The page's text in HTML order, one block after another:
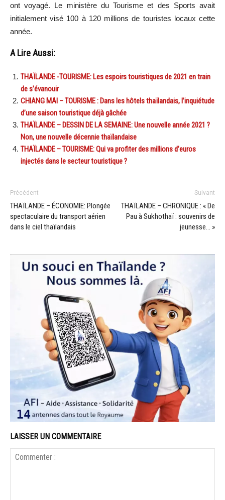
ont voyagé. Le ministère du Tourisme et des Sports avait
initialement visé 100 à 120 millions de touristes locaux cette
année.
A Lire Aussi:
THAÏLANDE -TOURISME: Les espoirs touristiques de 2021 en train
de s’évanouir
CHIANG MAI – TOURISME : Dans les hôtels thaïlandais, l’inquiétude
d’une saison touristique déjà gâchée
THAÏLANDE – DESSIN DE LA SEMAINE: Une nouvelle année 2021 ?
Non, une nouvelle décennie thaïlandaise
THAÏLANDE – TOURISME: Qui va profiter des millions d’euros
injectés dans le secteur touristique ?
Précédent
THAÏLANDE – ÉCONOMIE: Plongée
spectaculaire du transport aérien
dans le ciel thaïlandais
Suivant
THAÏLANDE – CHRONIQUE : « De
Pau à Sukhothaï : souvenirs de
jeunesse… »
LAISSER UN COMMENTAIRE